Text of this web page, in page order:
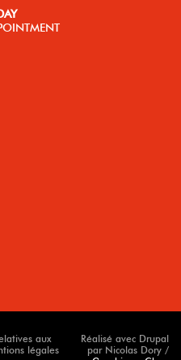
aux
légales
Réalisé avec Drupal
par Nicolas Dory /